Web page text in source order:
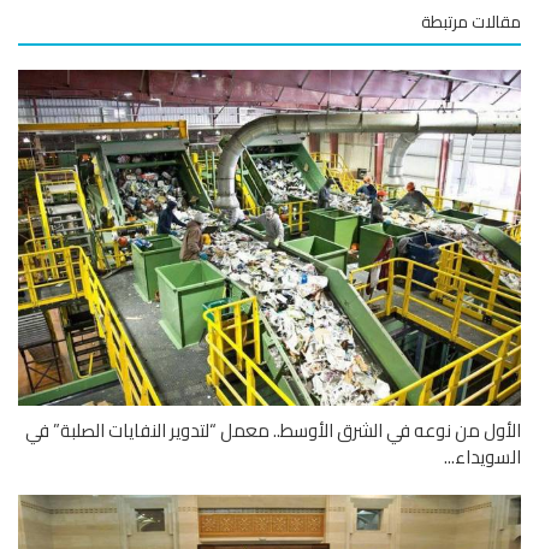
مرتبطة
من نوعه في الشرق الأوسط.. معمل “لتدوير النفايات الصلبة” في